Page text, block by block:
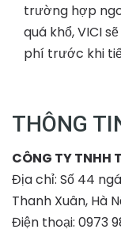
trường hợp
quá khổ, VICI
phí trước khi
THÔNG
CÔNG TY TNHH
Địa chỉ: Số 44
Thanh Xuân, Hà
Điện thoại: 0973